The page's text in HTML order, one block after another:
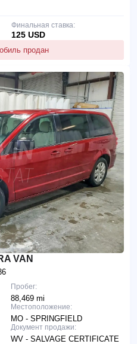
продан
Финальная ставка:
125 USD
VAN
Пробег:
88,469 mi
Местоположение:
MO - SPRINGFIELD
Документ продажи:
WV - SALVAGE CERTIFICATE